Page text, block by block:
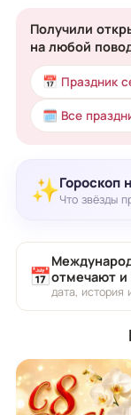
Получили
на любой
📅 Праздник
🗓 Все
✨Гороскоп
Что звёзды
📅отмечают и
дата, история